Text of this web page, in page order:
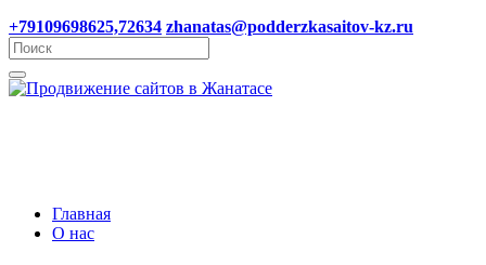
+79109698625,72634 zhanatas@podderzkasaitov-kz.ru
Главная
О нас